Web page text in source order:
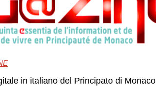
in italiano del Principato di Monaco